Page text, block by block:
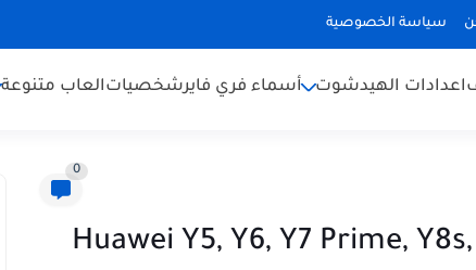
سياسة الخصوصية
اعدادات الهيدشوت أسماء فري فايرشخصياتالعاب متنوعة
0
اعدادات الهيدشوت في فري فاير Huawei Y5, Y6, Y7 Prime, Y8s,